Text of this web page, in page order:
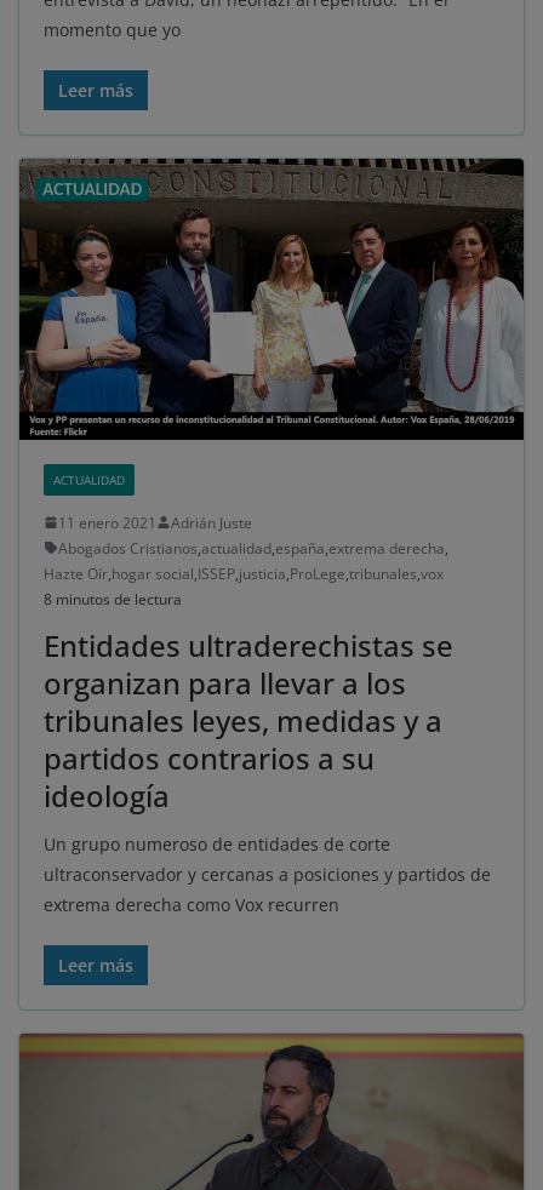
momento que yo
Leer más
ACTUALIDAD
11 enero 2021
Adrián Juste
Abogados Cristianos,actualidad,españa,extrema derecha,
Hazte Oír,hogar social,ISSEP,justicia,ProLege,tribunales,vox
8 minutos de lectura
Entidades ultraderechistas se
organizan para llevar a los
tribunales leyes, medidas y a
partidos contrarios a su
ideología
Un grupo numeroso de entidades de corte
ultraconservador y cercanas a posiciones y partidos de
extrema derecha como Vox recurren
Leer más